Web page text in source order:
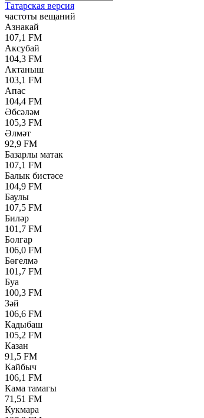
Татарская версия
частоты вещаний
Азнакай
107,1 FM
Аксубай
104,3 FM
Актаныш
103,1 FM
Апас
104,4 FM
Әбсәләм
105,3 FM
Әлмәт
92,9 FM
Базарлы матак
107,1 FM
Балык бистәсе
104,9 FM
Баулы
107,5 FM
Биләр
101,7 FM
Болгар
106,0 FM
Бөгелмә
101,7 FM
Буа
100,3 FM
Зәй
106,6 FM
Кадыбаш
105,2 FM
Казан
91,5 FM
Кайбыч
106,1 FM
Кама тамагы
71,51 FM
Кукмара